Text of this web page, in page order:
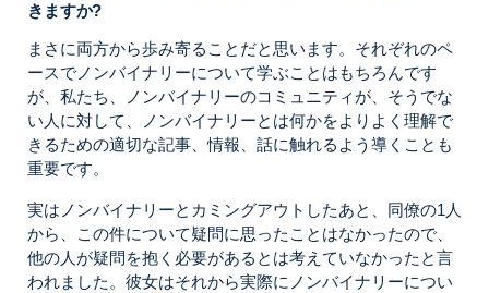
きますか?
まさに両方から歩み寄ることだと思います。それぞれのペ
ースでノンバイナリーについて学ぶことはもちろんです
が、私たち、ノンバイナリーのコミュニティが、そうでな
い人に対して、ノンバイナリーとは何かをよりよく理解で
きるための適切な記事、情報、話に触れるよう導くことも
重要です。
実はノンバイナリーとカミングアウトしたあと、同僚の1人
から、この件について疑問に思ったことはなかったので、
他の人が疑問を抱く必要があるとは考えていなかったと言
われました。彼女はそれから実際にノンバイナリーについ